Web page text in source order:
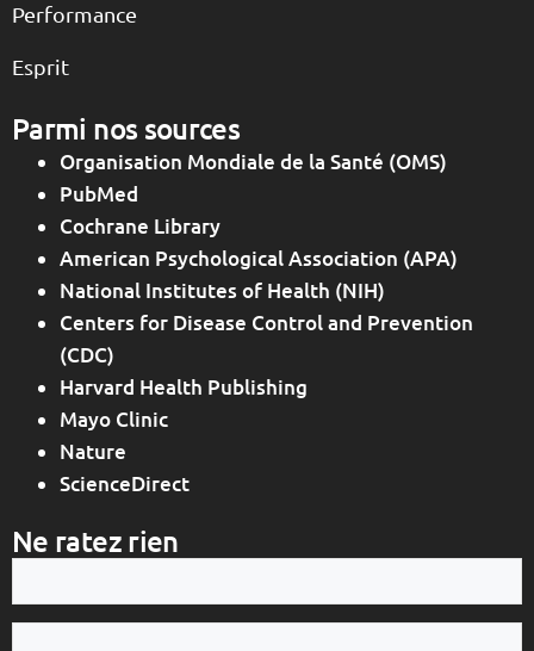
Performance
Esprit
Parmi nos sources
Organisation Mondiale de la Santé (OMS)
PubMed
Cochrane Library
American Psychological Association (APA)
National Institutes of Health (NIH)
Centers for Disease Control and Prevention
(CDC)
Harvard Health Publishing
Mayo Clinic
Nature
ScienceDirect
Ne ratez rien
Votre
mail
Votre